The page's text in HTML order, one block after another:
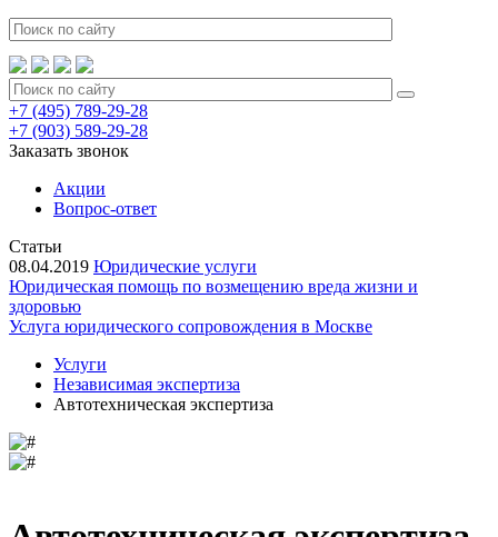
+7 (495) 789-29-28
+7 (903) 589-29-28
Заказать звонок
Акции
Вопрос-ответ
Статьи
08.04.2019 Юридические услуги
Юридическая помощь по возмещению вреда жизни и
здоровью
Услуга юридического сопровождения в Москве
Услуги
Независимая экспертиза
Автотехническая экспертиза